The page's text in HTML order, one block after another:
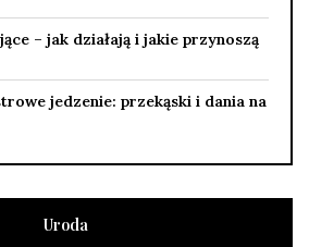
– jak działają i jakie przynoszą
jedzenie: przekąski i dania na
Uroda